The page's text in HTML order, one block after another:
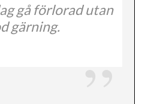
gå förlorad utan
gärning.